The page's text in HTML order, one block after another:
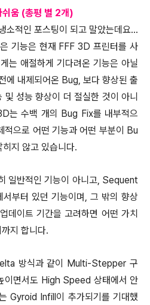
쉬움 (총평 별 2개)
소적인 포스팅이 되고 말았는데요...
기능은 현재 FFF 3D 프린터를 사
는 애절하게 기다려온 기능은 아닐
에 내제되어온 Bug, 보다 향상된 출
및 성능 향상이 더 절실한 것이 아니
는 수백 개의 Bug Fix를 내부적으
적으로 어떤 기능과 어떤 부분이 Bu
지 않고 있습니다.
일반적인 기능이 아니고, Sequent
부터 있던 기능이며, 그 밖의 향상
데이트 기간을 고려하면 어떤 가치
지 합니다.
방식과 같이 Multi-Stepper 구
이면서도 High Speed 상태에서 안
Gyroid Infill이 추가되기를 기대했